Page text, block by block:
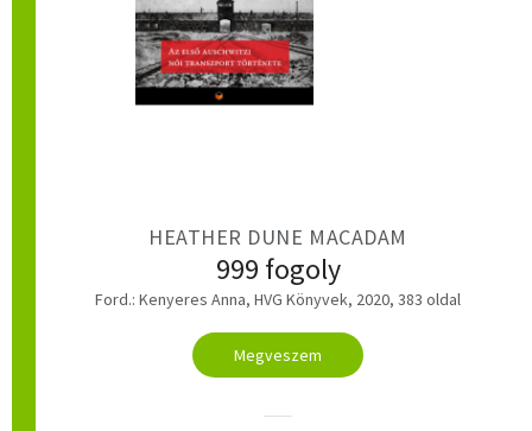
HEATHER DUNE MACADAM
999 fogoly
Ford.: Kenyeres Anna, HVG Könyvek, 2020, 383 oldal
Megveszem